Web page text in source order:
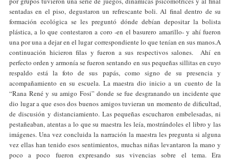
sentadas en el piso, degustaron un refrescante boli. Al final dentro de su
formación ecológica se les preguntó dónde debían depositar la bolista
plástica, a lo que contestaron a coro -en el basurero amarillo- y ahí fueron
una por una a dejar en el lugar correspondiente lo que tenían en sus manos.A
continuación hicieron filas y fueron a sus respectivos salones. Ahí en
perfecto orden y armonía se fueron sentando en sus pequeñas sillitas en cuyo
respaldo está la foto de sus papás, como signo de su presencia y
acompañamiento en su escuela. La maestra dio inicio a un cuento de la
“Rana René y su amigo Fosi” donde se fue desgranando un incidente que
dio lugar a que esos dos buenos amigos tuvieran un momento de dificultad,
de discusión y distanciamiento. Las pequeñas escucharon embelesadas, ni
pestañeaban, atentas a lo que su maestra les leía, mostrándoles el libro y las
imágenes. Una vez concluida la narración la maestra les pregunta si alguna
vez ellas han tenido esos sentimientos, muchas niñas levantaron la mano y
poco a poco fueron expresando sus vivencias sobre el tema. Era